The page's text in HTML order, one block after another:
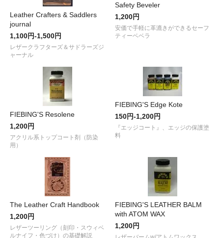
Leather Crafters & Saddlers
journal
1,100円-1,500円
レザークラフターズ＆サドラーズジ
ャーナル
Safety Beveler
1,200円
安価で手軽に革漉きができるセーフ
ティーベベラ
FIEBING'S Resolene
1,200円
アクリル系トップコート剤（防染
用）
FIEBING'S Edge Kote
150円-1,200円
『エッジコート』、エッジの保護塗
料
The Leather Craft Handbook
1,200円
レザーツーリング（刻印・スウィベ
ルナイフ・色づけ）の基礎解説
FIEBING'S LEATHER BALM
with ATOM WAX
1,200円